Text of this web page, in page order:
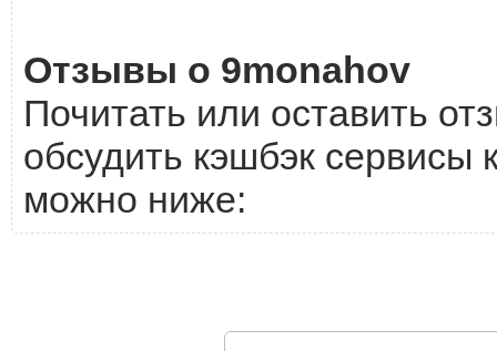
Отзывы о 9monahov
Почитать или оставить
обсудить кэшбэк сервисы
можно ниже: